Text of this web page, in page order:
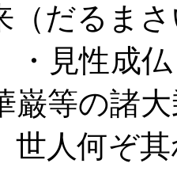
（だるま
・見性成
巌等の諸
世人何ぞ